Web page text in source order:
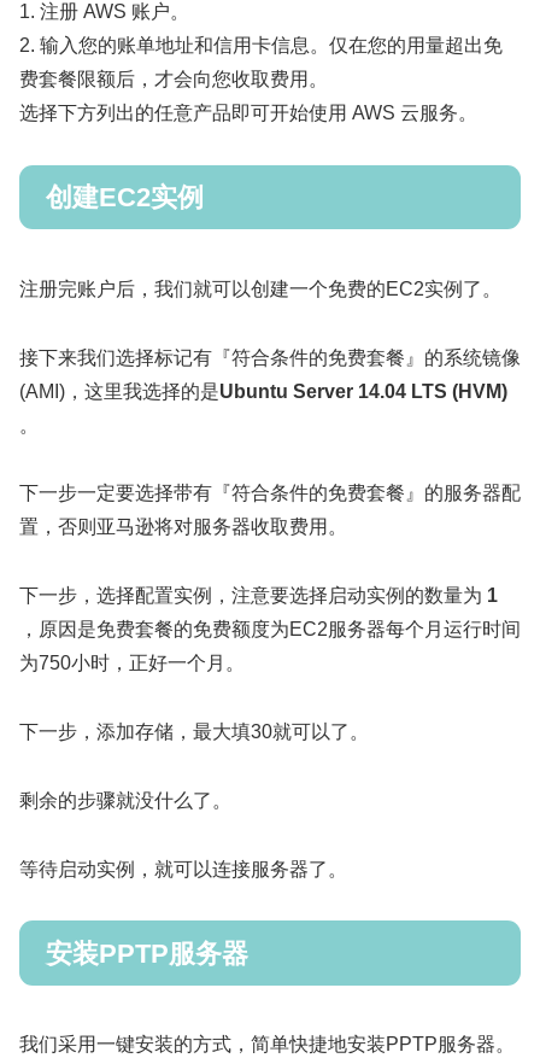
1. 注册 AWS 账户。
2. 输入您的账单地址和信用卡信息。仅在您的用量超出免
费套餐限额后，才会向您收取费用。
选择下方列出的任意产品即可开始使用 AWS 云服务。
创建EC2实例
注册完账户后，我们就可以创建一个免费的EC2实例了。
接下来我们选择标记有『符合条件的免费套餐』的系统镜像
(AMI)，这里我选择的是Ubuntu Server 14.04 LTS (HVM)
。
下一步一定要选择带有『符合条件的免费套餐』的服务器配
置，否则亚马逊将对服务器收取费用。
下一步，选择配置实例，注意要选择启动实例的数量为 1
，原因是免费套餐的免费额度为EC2服务器每个月运行时间
为750小时，正好一个月。
下一步，添加存储，最大填30就可以了。
剩余的步骤就没什么了。
等待启动实例，就可以连接服务器了。
安装PPTP服务器
我们采用一键安装的方式，简单快捷地安装PPTP服务器。